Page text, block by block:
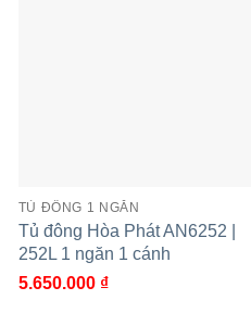
Tủ đông Hòa Phát
TỦ ĐÔNG 1 NGĂN
Tủ đông Hòa Phát AN6252 |
252L 1 ngăn 1 cánh
5.650.000 ₫